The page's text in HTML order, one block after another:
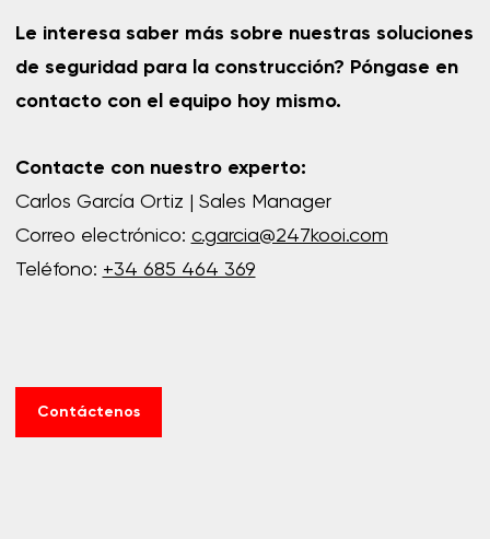
Le interesa saber más sobre nuestras soluciones
de seguridad para la construcción? Póngase en
contacto con el equipo hoy mismo.
Contacte con nuestro experto:
Carlos García Ortiz | Sales Manager
Correo electrónico: c.garcia@247kooi.com
Teléfono: +34 685 464 369
Contáctenos